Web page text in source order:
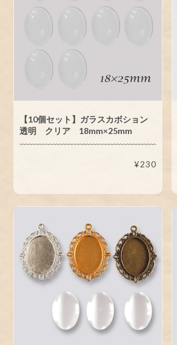
【10個セット】ガラスカボション
透明 クリア 18mm×25mm
¥230